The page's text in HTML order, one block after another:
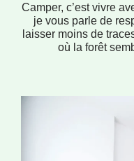
Camper, c’est vivre
je vous parle de
laisser moins de
où la forêt